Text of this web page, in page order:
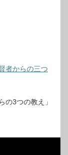
者からの三つ
の3つの教え」